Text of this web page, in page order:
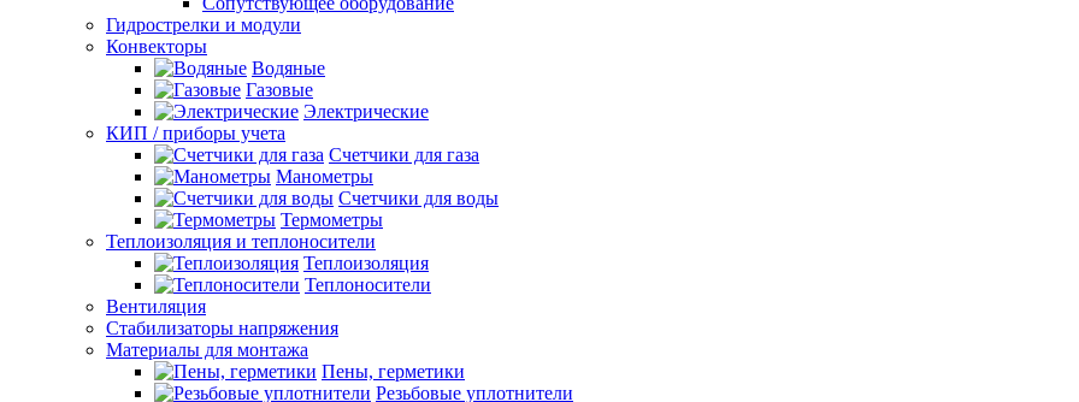
Гидрострелки и модули
Конвекторы
Водяные
Газовые
Электрические
КИП / приборы учета
Счетчики для газа
Манометры
Счетчики для воды
Термометры
Теплоизоляция и теплоносители
Теплоизоляция
Теплоносители
Вентиляция
Стабилизаторы напряжения
Материалы для монтажа
Пены, герметики
Резьбовые уплотнители